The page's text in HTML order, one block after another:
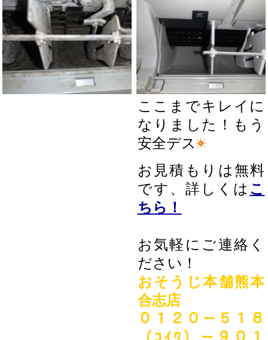
ここまでキレイに
なりました！もう
安全デス
お見積もりは無料
です、詳しくは こ
ちら！
お気軽にご連絡く
ださい！
おそうじ本舗熊本
合志店
０１２０－５１８